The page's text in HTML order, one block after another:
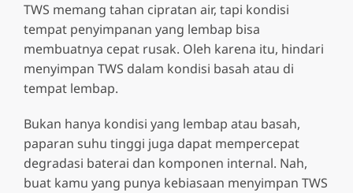
TWS memang tahan cipratan air, tapi kondisi
tempat penyimpanan yang lembap bisa
membuatnya cepat rusak. Oleh karena itu, hindari
menyimpan TWS dalam kondisi basah atau di
tempat lembap.
Bukan hanya kondisi yang lembap atau basah,
paparan suhu tinggi juga dapat mempercepat
degradasi baterai dan komponen internal. Nah,
buat kamu yang punya kebiasaan menyimpan TWS